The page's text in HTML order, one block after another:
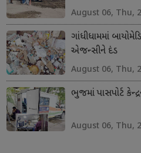
August 06, Thu,
ગાંધીધામમાં
એજન્સીને દંડ
August 06, Thu,
ભુજમાં પાસપોર્ટ
August 06, Thu,